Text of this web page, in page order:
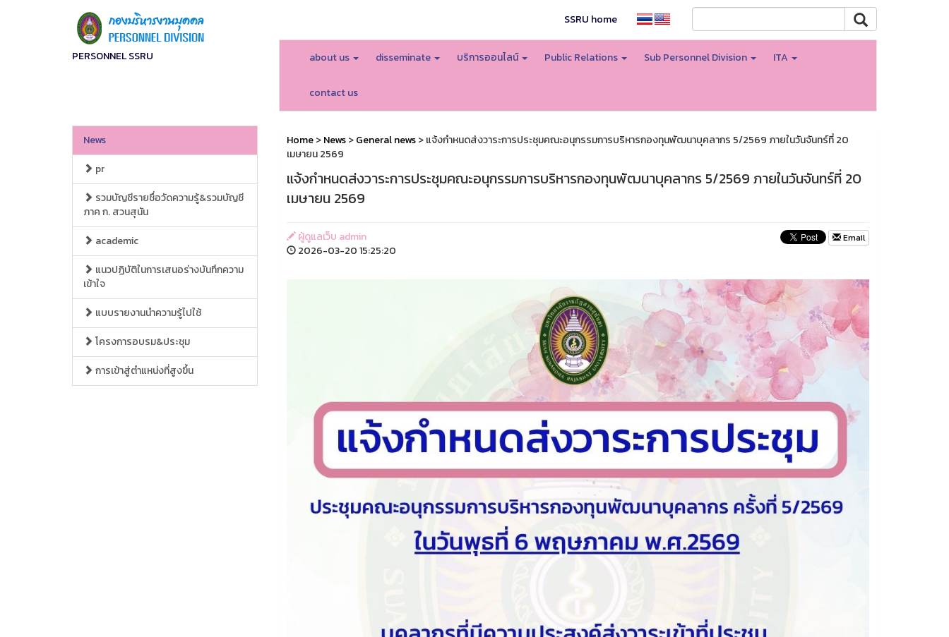
PERSONNEL SSRU
SSRU home
about us disseminate บริการออนไลน์ Public Relations Sub Personnel Division ITA
contact us
News
pr
รวมบัญชีรายชื่อวัดความรู้&รวมบัญชี
ภาค ก. สวนสุนัน
academic
แนวปฏิบัติในการเสนอร่างบันทึกความ
เข้าใจ
แบบรายงานนำความรู้ไปใช้
โครงการอบรม&ประชุม
การเข้าสู่ตำแหน่งที่สูงขึ้น
Home>News>General news> แจ้งกำหนดส่งวาระการประชุมคณะอนุกรรมการบริหารกองทุนพัฒนาบุคลากร 5/2569 ภายในวันจันทร์ที่ 20
เมษายน 2569
แจ้งกำหนดส่งวาระการประชุมคณะอนุกรรมการบริหารกองทุนพัฒนาบุคลากร 5/2569 ภายในวันจันทร์ที่ 20
เมษายน 2569
ผู้ดูแลเว็บ admin
2026-03-20 15:25:20
Email